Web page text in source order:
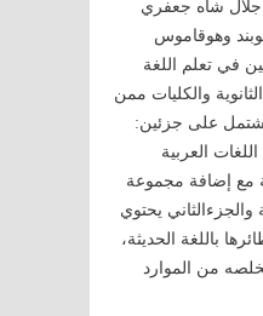
جلال شاه جعفري
وهوقاموس
في تعلم اللغة
والكليات ممن
على جزئين:
العربية
مع إضافة مجموعة
والجزءالثاني يحتوي
باللغة الحديثة،
من الموارد